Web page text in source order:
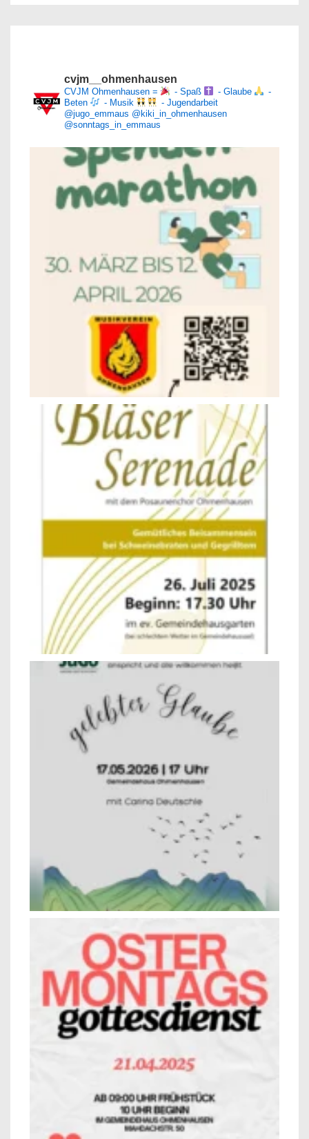
cvjm__ohmenhausen
CVJM Ohmenhausen = - Spaß - Glaube
-
Beten
- Musik
- Jugendarbeit
@jugo_emmaus @kiki_in_ohmenhausen
@sonntags_in_emmaus